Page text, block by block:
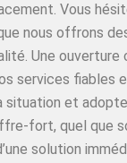
Vous
nous offrons
Une ouverture
services fiables
situation et
fort, quel que
solution